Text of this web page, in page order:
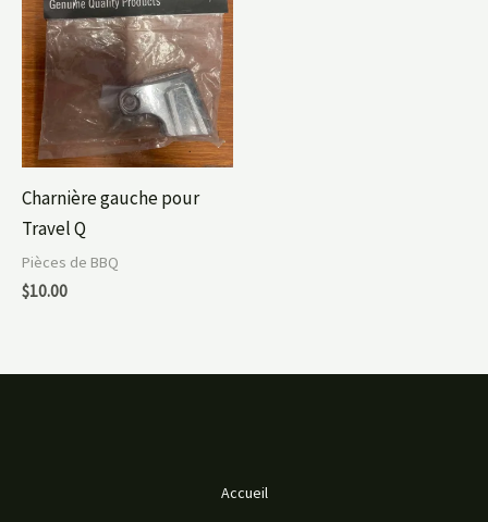
Charnière gauche pour
Travel Q
Pièces de BBQ
$10.00
Accueil